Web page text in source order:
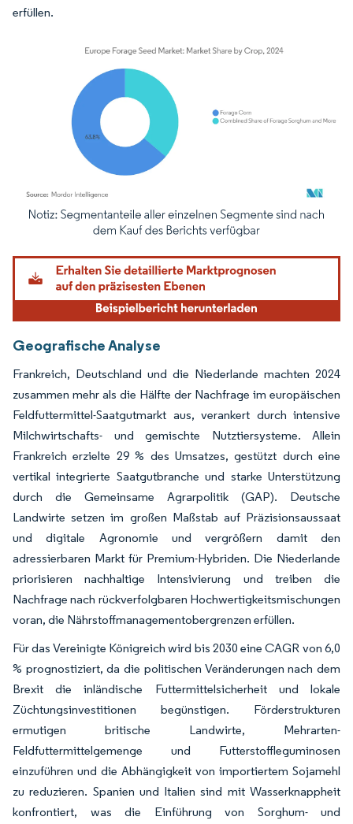
erfüllen.
Bild © Mordor Intelligence. Wiederverwendung erfordert Namensnennung
Geografische Analyse
Frankreich, Deutschland und die Niederlande machten 2024
zusammen mehr als die Hälfte der Nachfrage im europäischen
Feldfuttermittel-Saatgutmarkt aus, verankert durch intensive
Milchwirtschafts- und gemischte Nutztiersysteme. Allein
Frankreich erzielte 29 % des Umsatzes, gestützt durch eine
vertikal integrierte Saatgutbranche und starke Unterstützung
durch die Gemeinsame Agrarpolitik (GAP). Deutsche
Landwirte setzen im großen Maßstab auf Präzisionsaussaat
und digitale Agronomie und vergrößern damit den
adressierbaren Markt für Premium-Hybriden. Die Niederlande
priorisieren nachhaltige Intensivierung und treiben die
Nachfrage nach rückverfolgbaren Hochwertigkeitsmischungen
voran, die Nährstoffmanagementobergrenzen erfüllen.
Für das Vereinigte Königreich wird bis 2030 eine CAGR von 6,0
% prognostiziert, da die politischen Veränderungen nach dem
Brexit die inländische Futtermittelsicherheit und lokale
Züchtungsinvestitionen begünstigen. Förderstrukturen
ermutigen britische Landwirte, Mehrarten-
Feldfuttermittelgemenge und Futterstoffleguminosen
einzuführen und die Abhängigkeit von importiertem Sojamehl
zu reduzieren. Spanien und Italien sind mit Wasserknappheit
konfrontiert, was die Einführung von Sorghum- und